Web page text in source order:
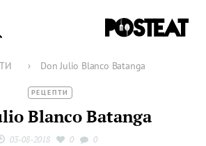
› Don Julio Blanco Batanga
РЕЦЕПТИ
Blanco Batanga
03-08-2018 0 0